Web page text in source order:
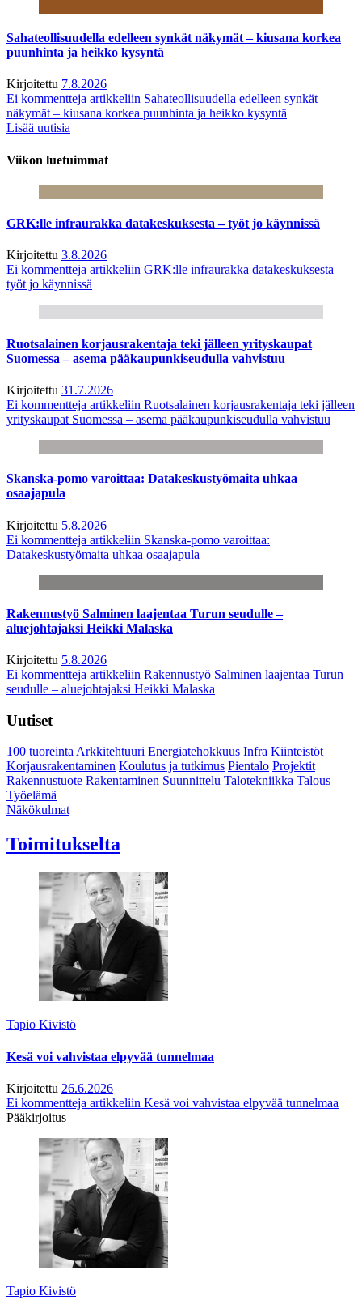
Sahateollisuudella edelleen synkät näkymät – kiusana korkea
puunhinta ja heikko kysyntä
Kirjoitettu 7.8.2026
Ei kommentteja artikkeliin Sahateollisuudella edelleen synkät
näkymät – kiusana korkea puunhinta ja heikko kysyntä
Lisää uutisia
Viikon luetuimmat
GRK:lle infraurakka datakeskuksesta – työt jo käynnissä
Kirjoitettu 3.8.2026
Ei kommentteja artikkeliin GRK:lle infraurakka datakeskuksesta –
työt jo käynnissä
Ruotsalainen korjausrakentaja teki jälleen yrityskaupat
Suomessa – asema pääkaupunkiseudulla vahvistuu
Kirjoitettu 31.7.2026
Ei kommentteja artikkeliin Ruotsalainen korjausrakentaja teki jälleen
yrityskaupat Suomessa – asema pääkaupunkiseudulla vahvistuu
Skanska-pomo varoittaa: Datakeskustyömaita uhkaa
osaajapula
Kirjoitettu 5.8.2026
Ei kommentteja artikkeliin Skanska-pomo varoittaa:
Datakeskustyömaita uhkaa osaajapula
Rakennustyö Salminen laajentaa Turun seudulle –
aluejohtajaksi Heikki Malaska
Kirjoitettu 5.8.2026
Ei kommentteja artikkeliin Rakennustyö Salminen laajentaa Turun
seudulle – aluejohtajaksi Heikki Malaska
Uutiset
100 tuoreintaArkkitehtuuri Energiatehokkuus Infra Kiinteistöt
Korjausrakentaminen Koulutus ja tutkimus Pientalo Projektit
Rakennustuote Rakentaminen Suunnittelu Talotekniikka Talous
Työelämä
Näkökulmat
Toimitukselta
Tapio Kivistö
Kesä voi vahvistaa elpyvää tunnelmaa
Kirjoitettu 26.6.2026
Ei kommentteja artikkeliin Kesä voi vahvistaa elpyvää tunnelmaa
Pääkirjoitus
Tapio Kivistö